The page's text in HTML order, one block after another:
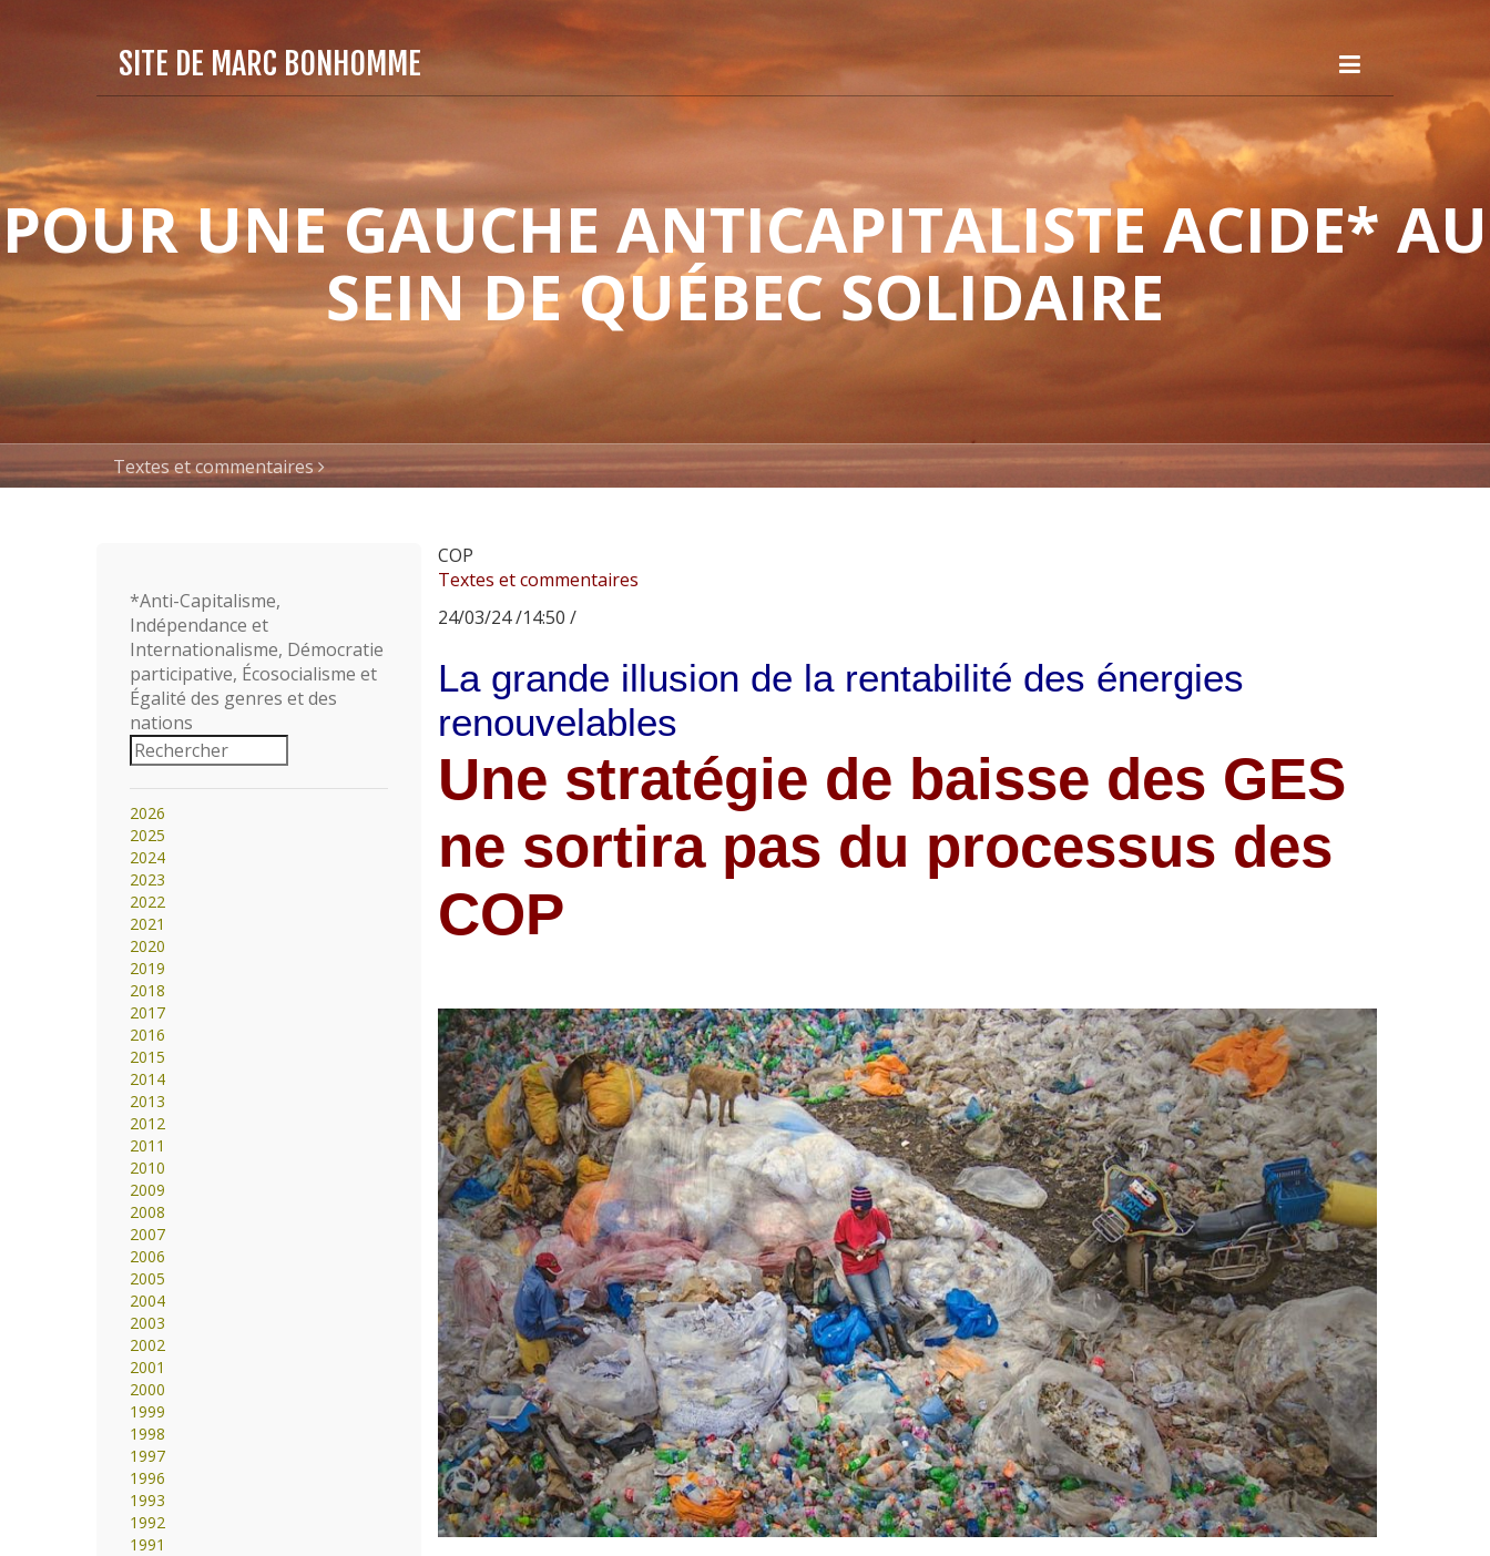
SITE DE MARC BONHOMME
POUR UNE GAUCHE ANTICAPITALISTE ACIDE* AU
SEIN DE QUÉBEC SOLIDAIRE
Textes et commentaires
COP
Textes et commentaires
24/03/24 /14:50 /
La grande illusion de la rentabilité des énergies
renouvelables
Une stratégie de baisse des GES
ne sortira pas du processus des
COP
*Anti-Capitalisme,
Indépendance et
Internationalisme, Démocratie
participative, Écosocialisme et
Égalité des genres et des
nations
2026
2025
2024
2023
2022
2021
2020
2019
2018
2017
2016
2015
2014
2013
2012
2011
2010
2009
2008
2007
2006
2005
2004
2003
2002
2001
2000
1999
1998
1997
1996
1993
1992
1991